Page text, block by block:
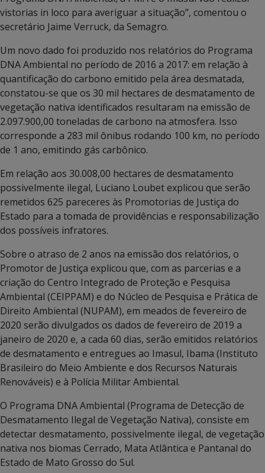
vistorias in loco para averiguar a situação”, comentou o
secretário Jaime Verruck, da Semagro.
Um novo dado foi produzido nos relatórios do Programa
DNA Ambiental no período de 2016 a 2017: em relação à
quantificação do carbono emitido pela área desmatada,
constatou-se que os 30 mil hectares de desmatamento de
vegetação nativa identificados resultaram na emissão de
2.097.900,00 toneladas de carbono na atmosfera. Isso
corresponde a 283 mil ônibus rodando 100 km, no período
de 1 ano, emitindo gás carbônico.
Em relação aos 30.008,00 hectares de desmatamento
possivelmente ilegal, Luciano Loubet explicou que serão
remetidos 625 pareceres às Promotorias de Justiça do
Estado para a tomada de providências e responsabilização
dos possíveis infratores.
Sobre o atraso de 2 anos na emissão dos relatórios, o
Promotor de Justiça explicou que, com as parcerias e a
criação do Centro Integrado de Proteção e Pesquisa
Ambiental (CEIPPAM) e do Núcleo de Pesquisa e Prática de
Direito Ambiental (NUPAM), em meados de fevereiro de
2020 serão divulgados os dados de fevereiro de 2019 a
janeiro de 2020 e, a cada 60 dias, serão emitidos relatórios
de desmatamento e entregues ao Imasul, Ibama (Instituto
Brasileiro do Meio Ambiente e dos Recursos Naturais
Renováveis) e à Polícia Militar Ambiental.
O Programa DNA Ambiental (Programa de Detecção de
Desmatamento Ilegal de Vegetação Nativa), consiste em
detectar desmatamento, possivelmente ilegal, de vegetação
nativa nos biomas Cerrado, Mata Atlântica e Pantanal do
Estado de Mato Grosso do Sul.